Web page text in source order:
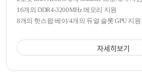
16개의 DDR4-3200MHz 메모리 지원
8개의 핫스왑 베이/4개의 듀얼 슬롯 GPU 지원
자세히보기